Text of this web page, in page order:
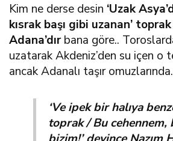
Kim ne derse desin ‘Uzak
kısrak başı gibi uzanan’
Adana’dırbana göre..
uzatarak Akdeniz’den su içen o
ancak Adanalı taşır omuzlarında.
‘Ve ipek bir halıya
toprak / Bu cehennem,